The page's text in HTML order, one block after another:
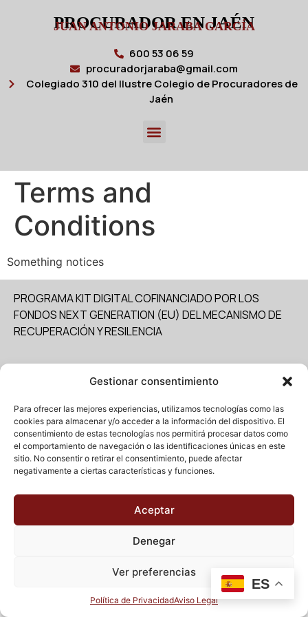
Gestionar consentimiento
Para ofrecer las mejores experiencias, utilizamos tecnologías como las
cookies para almacenar y/o acceder a la información del dispositivo. El
consentimiento de estas tecnologías nos permitirá procesar datos como
el comportamiento de navegación o las identificaciones únicas en este
sitio. No consentir o retirar el consentimiento, puede afectar
negativamente a ciertas características y funciones.
Aceptar
Denegar
Ver preferencias
Política de PrivacidadAviso Legal
PROCURADOR EN JAÉN
JUAN ANTONIO JARABA GARCÍA
600 53 06 59
procuradorjaraba@gmail.com
Colegiado 310 del Ilustre Colegio de Procuradores de
Jaén
Terms and
Conditions
Something notices
PROGRAMA KIT DIGITAL COFINANCIADO POR LOS
FONDOS NEXT GENERATION (EU) DEL MECANISMO DE
RECUPERACIÓN Y RESILENCIA
Política de privacidad – Política de Cookies – Aviso legal
© 2025 Deditec
ES